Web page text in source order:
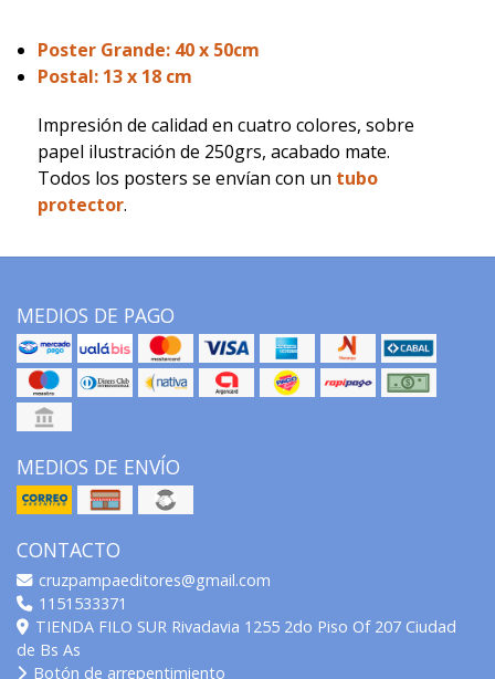
Poster Grande: 40 x 50cm
Postal: 13 x 18 cm
Impresión de calidad en cuatro colores, sobre
papel ilustración de 250grs, acabado mate.
Todos los posters se envían con un tubo
protector.
MEDIOS DE PAGO
MEDIOS DE ENVÍO
CONTACTO
cruzpampaeditores@gmail.com
1151533371
TIENDA FILO SUR Rivadavia 1255 2do Piso Of 207 Ciudad
de Bs As
Botón de arrepentimiento